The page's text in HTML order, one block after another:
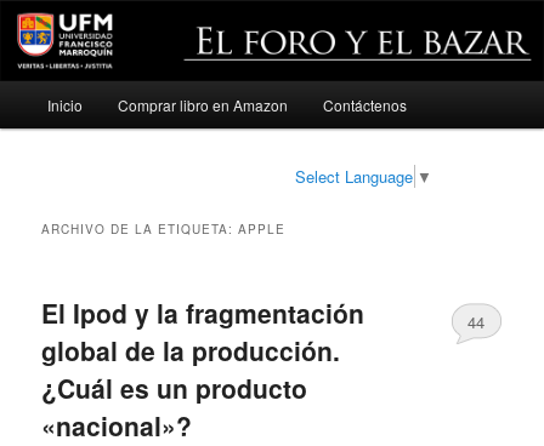
Ir
Ir
Inicio Comprar libro en Amazon Contáctenos
Select Language ▼
ARCHIVO DE LA ETIQUETA:APPLE
El Ipod y la fragmentación
global de la producción.
¿Cuál es un producto
«nacional»?
44